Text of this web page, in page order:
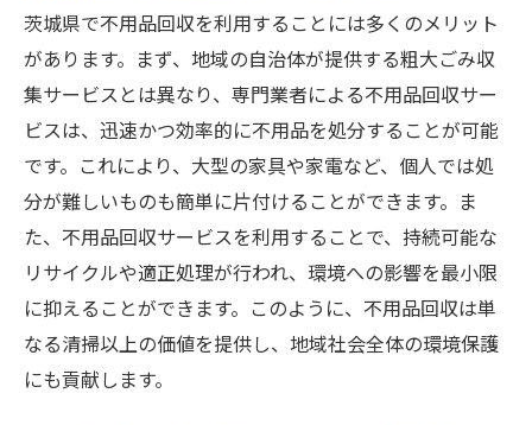
片付け屋ハリィで不用品をスムーズに処分
相談から回収までの流れを詳しく解説
引越しで出た不用品を茨城県でスムーズに処分
する方法
引越し時の不用品を賢く処分するコツ
茨城県での引越し後不用品回収の流れ
引越し時に役立つ不用品回収のヒント
不用品回収サービスで引越しを楽に
引越し後の整理整頓と不用品回収
茨城県で不用品回収を利用することには多くのメリット
があります。まず、地域の自治体が提供する粗大ごみ収
集サービスとは異なり、専門業者による不用品回収サー
ビスは、迅速かつ効率的に不用品を処分することが可能
です。これにより、大型の家具や家電など、個人では処
分が難しいものも簡単に片付けることができます。ま
た、不用品回収サービスを利用することで、持続可能な
リサイクルや適正処理が行われ、環境への影響を最小限
に抑えることができます。このように、不用品回収は単
なる清掃以上の価値を提供し、地域社会全体の環境保護
にも貢献します。